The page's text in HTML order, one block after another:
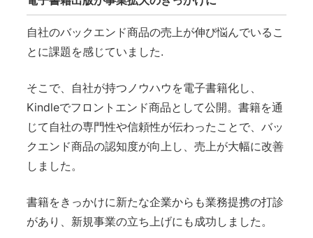
自社のバックエンド商品の売上が伸び悩んでいるこ
とに課題を感じていました.
そこで、自社が持つノウハウを電子書籍化し、
Kindleでフロントエンド商品として公開。書籍を通
じて自社の専門性や信頼性が伝わったことで、バッ
クエンド商品の認知度が向上し、売上が大幅に改善
しました。
書籍をきっかけに新たな企業からも業務提携の打診
があり、新規事業の立ち上げにも成功しました。